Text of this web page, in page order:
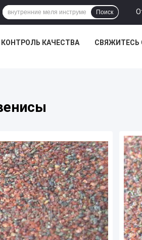
Поиск
КОНТРОЛЬ КАЧЕСТВА СВЯЖИТЕСЬ